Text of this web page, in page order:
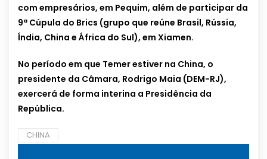
com empresários, em Pequim, além de participar da
9ª Cúpula do Brics (grupo que reúne Brasil, Rússia,
Índia, China e África do Sul), em Xiamen.
No período em que Temer estiver na China, o
presidente da Câmara, Rodrigo Maia (DEM-RJ),
exercerá de forma interina a Presidência da
República.
CHINA